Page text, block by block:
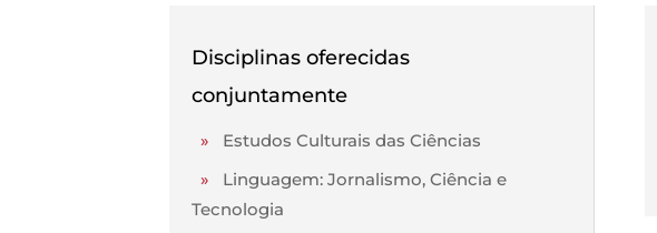
Disciplinas oferecidas
conjuntamente
» Estudos Culturais das Ciências
» Linguagem: Jornalismo, Ciência e
Tecnologia